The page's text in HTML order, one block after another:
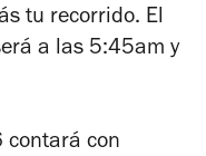
tu recorrido. El
a las 5:45am y
contará con